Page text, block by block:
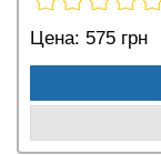
Цена: 575 грн